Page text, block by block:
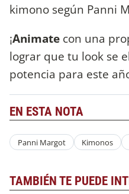
kimono según Panni
¡Animate con una
lograr que tu look se
potencia para este
EN ESTA NOTA
Panni Margot Kimonos
TAMBIÉN TE PUEDE